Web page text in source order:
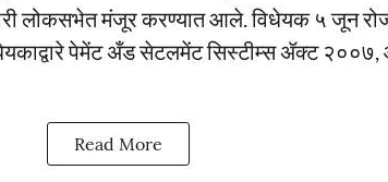
लोकसभेत मंजूर करण्यात आले. विधेयक ५ जून
पेमेंट अँड सेटलमेंट सिस्टीम्स ॲक्ट
Read More